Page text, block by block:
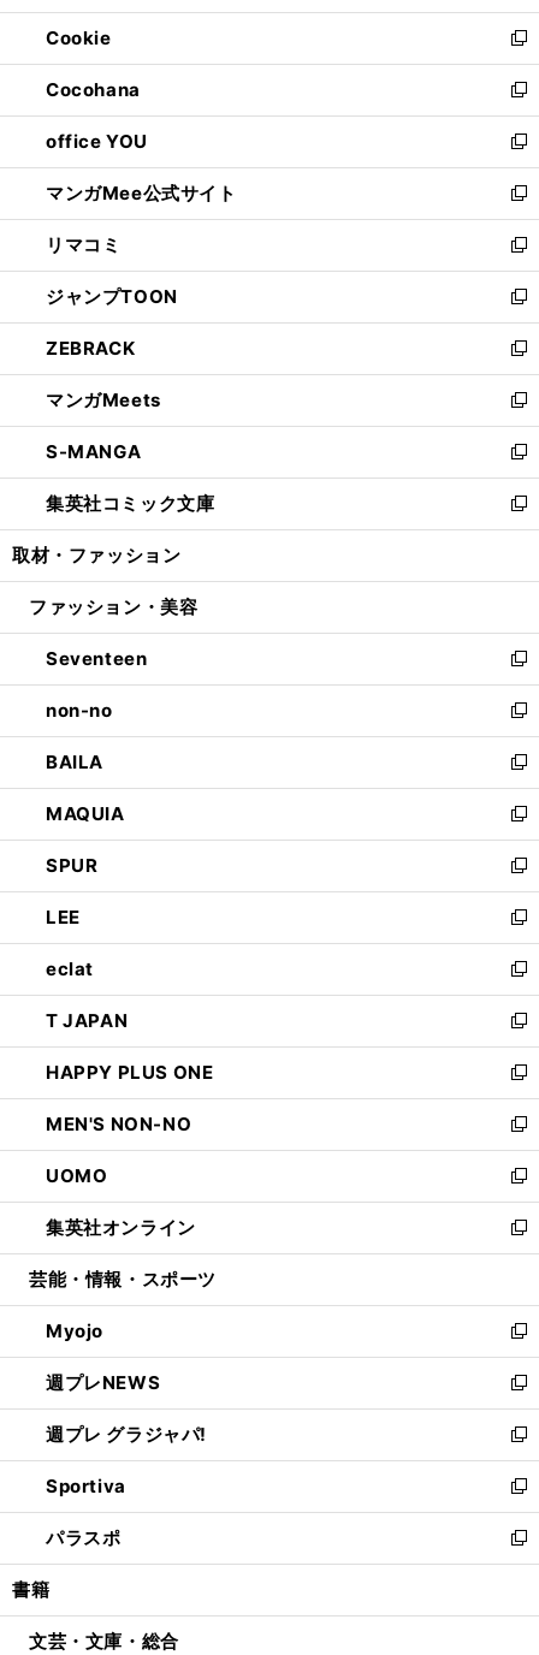
開
く
ウ
で
開
く
ン
ド
ウ
で
開
く
ウ
ィ
ン
ド
ウ
で
開
く
Cookie
新
し
い
ウ
ィ
ン
ド
ウ
で
開
く
Cocohana
新
し
い
ウ
ィ
ン
ド
ウ
で
開
く
office YOU
新
し
い
ウ
ィ
ン
ド
ウ
で
開
く
マンガMee公式サイト
新
し
い
ウ
ィ
ン
ド
ウ
で
開
く
リマコミ
新
し
い
ウ
ィ
ン
ド
ウ
で
開
く
ジャンプTOON
新
し
い
ウ
ィ
ン
ド
ウ
で
開
ZEBRACK
新
し
い
ウ
ィ
ン
ド
ウ
開
マンガMeets
新
し
い
ウ
ィ
ン
ウ
開
く
S-MANGA
新
し
い
ウ
ン
ウ
で
開
く
集英社コミック文庫
新
し
ウ
ン
ド
ウ
で
開
く
取材・ファッション
ファッション・美容
Seventeen
新
し
い
ウ
ィ
ン
ド
ウ
で
開
く
non-no
新
し
い
ウ
ィ
ン
ド
ウ
で
開
く
BAILA
新
し
い
ウ
ィ
ン
ド
ウ
で
開
く
MAQUIA
新
し
い
ウ
ィ
ン
ド
ウ
で
開
く
SPUR
新
し
い
ウ
ィ
ン
ド
ウ
で
開
く
LEE
新
し
い
ウ
ィ
ン
ド
ウ
で
開
く
eclat
新
し
い
ウ
ィ
ン
ド
ウ
で
開
く
T JAPAN
新
し
い
ウ
ィ
ン
ド
ウ
で
開
HAPPY PLUS ONE
新
し
い
ウ
ィ
ン
ド
ウ
開
く
MEN'S NON-NO
新
し
い
ウ
ィ
ン
ウ
で
開
く
UOMO
新
し
い
ウ
ン
ド
ウ
で
開
く
集英社オンライン
新
し
ウ
ィ
ン
ド
ウ
で
開
く
芸能・情報・スポーツ
Myojo
新
し
い
ウ
ィ
ン
ド
ウ
で
開
週プレNEWS
新
し
い
ウ
ィ
ン
ド
ウ
開
週プレ グラジャパ!
新
し
い
ウ
ィ
ン
ウ
Sportiva
新
し
い
ウ
ン
パラスポ
新
し
ウ
書籍
文芸・文庫・総合